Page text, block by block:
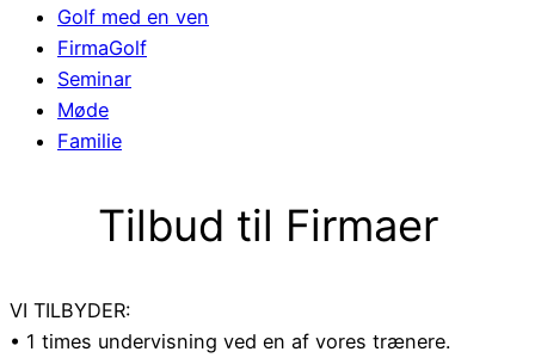
Golf med en ven
FirmaGolf
Seminar
Møde
Familie
Tilbud til Firmaer
VI TILBYDER:
• 1 times undervisning ved en af vores trænere.